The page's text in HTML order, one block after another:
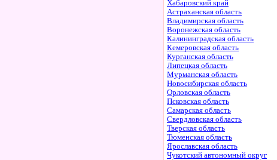
Хабаровский край
Астраханская область
Владимирская область
Воронежская область
Калининградская область
Кемеровская область
Курганская область
Липецкая область
Мурманская область
Новосибирская область
Орловская область
Псковская область
Самарская область
Свердловская область
Тверская область
Тюменская область
Ярославская область
Чукотский автономный округ